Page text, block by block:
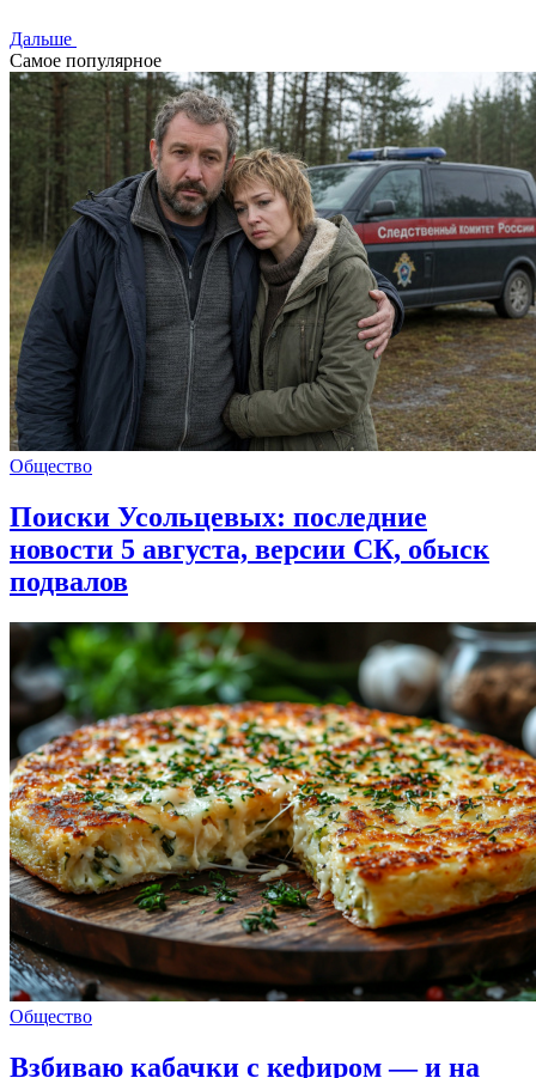
Дальше
Самое популярное
Общество
Поиски Усольцевых: последние
новости 5 августа, версии СК, обыск
подвалов
Общество
Взбиваю кабачки с кефиром — и на